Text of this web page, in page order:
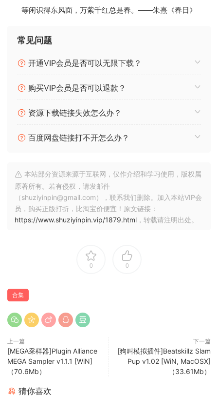
Lindell 254E v1.2.2
Lindell ChannelX v1.2.2
Lindell PEX-500 v1.2.2
Lindell TE-100 v1.1.3
等闲识得东风面，万紫千红总是春。——朱熹《春日》
常见问题
开通VIP会员是否可以无限下载？
购买VIP会员是否可以退款？
资源下载链接失效怎么办？
百度网盘链接打不开怎么办？
本站部分资源来源于互联网，仅作介绍和学习使用，版权属
原著所有。若有侵权，请发邮件
（shuziyinpin@gmail.com），联系我们删除。加入本站VIP会
员，购买正版打折，比淘宝价便宜！原文链接：
https://www.shuziyinpin.vip/1879.html ，转载请注明出处。
0 0
合集
上一篇
[MEGA采样器]Plugin Alliance
MEGA Sampler v1.1.1 [WiN]
（70.6Mb）
下一篇
[狗叫模拟插件]Beatskillz Slam
Pup v1.02 [WiN, MacOSX]
（33.61Mb）
猜你喜欢